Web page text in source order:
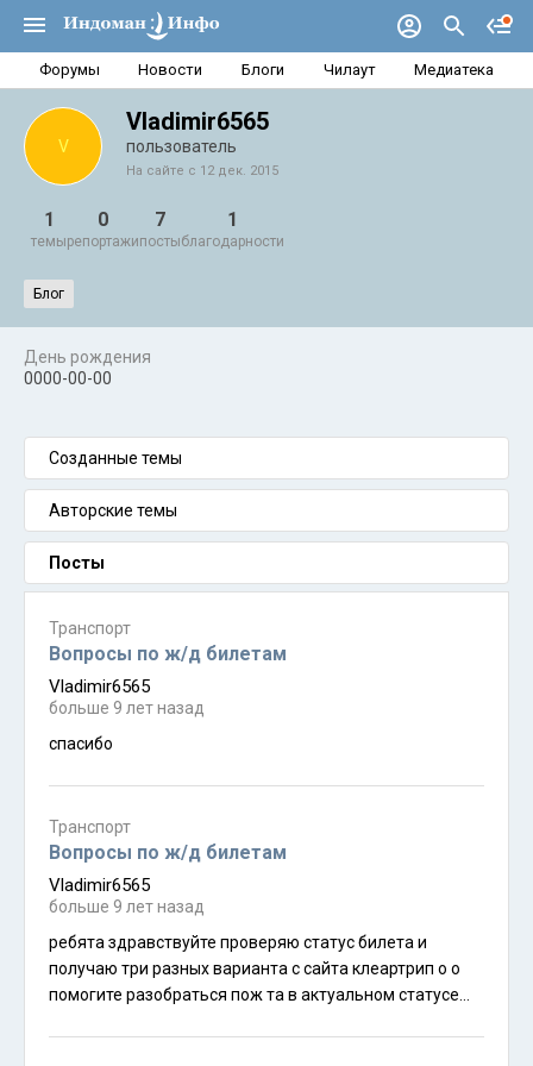
Форумы Новости Блоги Чилаут Медиатека
V
Vladimir6565
пользователь
На сайте с 12 дек. 2015
1
темы
0
репортажи
7
посты
1
благодарности
Блог
День рождения
0000-00-00
Созданные темы
Авторские темы
Посты
Транспорт
Вопросы по ж/д билетам
Vladimir6565
больше 9 лет назад
спасибо
Транспорт
Вопросы по ж/д билетам
Vladimir6565
больше 9 лет назад
ребята здравствуйте проверяю статус билета и
получаю три разных варианта с сайта клеартрип о о
помогите разобраться пож та в актуальном статусе